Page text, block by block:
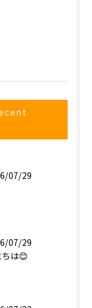
07/29
07/29
は😊
い
い